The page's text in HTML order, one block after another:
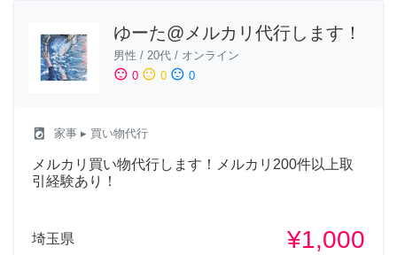
ゆーた@メルカリ代行します！
男性 / 20代 / オンライン
sentiment_satisfied 0 sentiment_neutral 0 sentiment_dissatisfied 0
local_laundry_service 家事 ▸ 買い物代行
メルカリ買い物代行します！メルカリ200件以上取
引経験あり！
埼玉県 ¥1,000